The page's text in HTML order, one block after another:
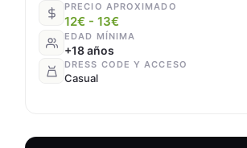
PRECIO APROXIMADO
12€ - 13€
EDAD MÍNIMA
+18 años
DRESS CODE Y ACCESO
Casual